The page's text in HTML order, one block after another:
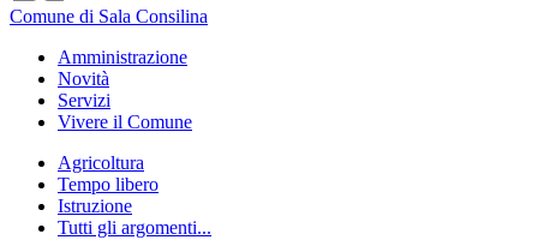
Comune di Sala Consilina
Amministrazione
Novità
Servizi
Vivere il Comune
Agricoltura
Tempo libero
Istruzione
Tutti gli argomenti...